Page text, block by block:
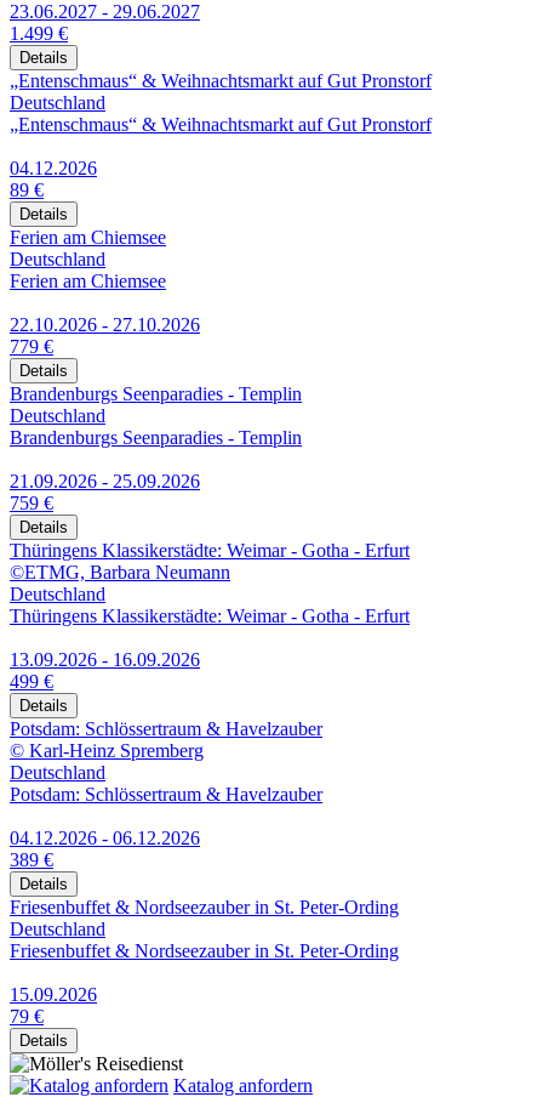
23.06.2027 - 29.06.2027
1.499 €
Details
„Entenschmaus“ & Weihnachtsmarkt auf Gut Pronstorf
Deutschland
„Entenschmaus“ & Weihnachtsmarkt auf Gut Pronstorf
04.12.2026
89 €
Details
Ferien am Chiemsee
Deutschland
Ferien am Chiemsee
22.10.2026 - 27.10.2026
779 €
Details
Brandenburgs Seenparadies - Templin
Deutschland
Brandenburgs Seenparadies - Templin
21.09.2026 - 25.09.2026
759 €
Details
Thüringens Klassikerstädte: Weimar - Gotha - Erfurt
©ETMG, Barbara Neumann
Deutschland
Thüringens Klassikerstädte: Weimar - Gotha - Erfurt
13.09.2026 - 16.09.2026
499 €
Details
Potsdam: Schlössertraum & Havelzauber
© Karl-Heinz Spremberg
Deutschland
Potsdam: Schlössertraum & Havelzauber
04.12.2026 - 06.12.2026
389 €
Details
Friesenbuffet & Nordseezauber in St. Peter-Ording
Deutschland
Friesenbuffet & Nordseezauber in St. Peter-Ording
15.09.2026
79 €
Details
Katalog anfordern